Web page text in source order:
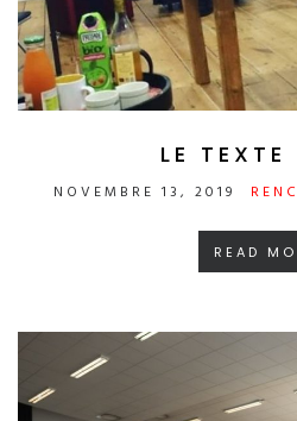
LE TEXTE
NOVEMBRE 13, 2019
READ